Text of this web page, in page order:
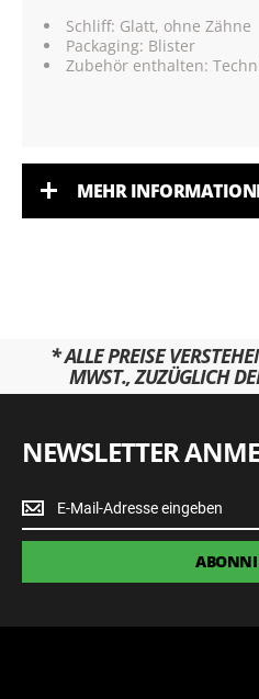
Schliff: Glatt, ohne Zähne
Packaging: Blister
Zubehör enthalten:
MEHR
* ALLE PREISE
MWST., ZUZÜGLICH
NEWSLETTER
Newsletter
Anmeldung